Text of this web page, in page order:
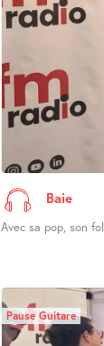
Baie
Avec sa pop, son
Pause Guitare